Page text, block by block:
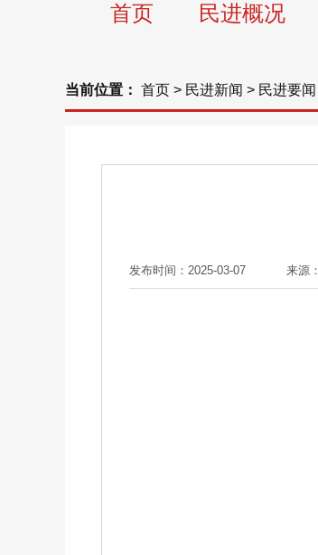
首页 民进概况
当前位置： 首页 > 民进新闻 > 民进要闻
发布时间：2025-03-07 来源：